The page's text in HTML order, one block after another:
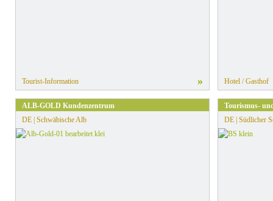
Tourist-Information » Hotel / Gasthof
ALB-GOLD Kundenzentrum
DE | Schwäbische Alb
Tourismus-
DE | Südlicher